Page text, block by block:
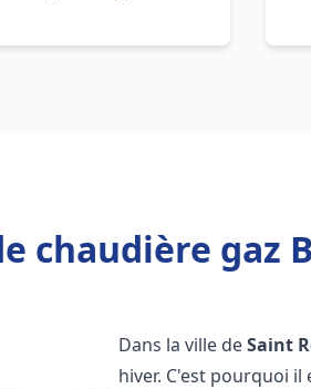
chaudière gaz
Dans la ville deSaint
hiver. C'est pourquoi